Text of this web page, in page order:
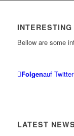
Bellow are some
Folgenauf Twitter
LATEST NEWS